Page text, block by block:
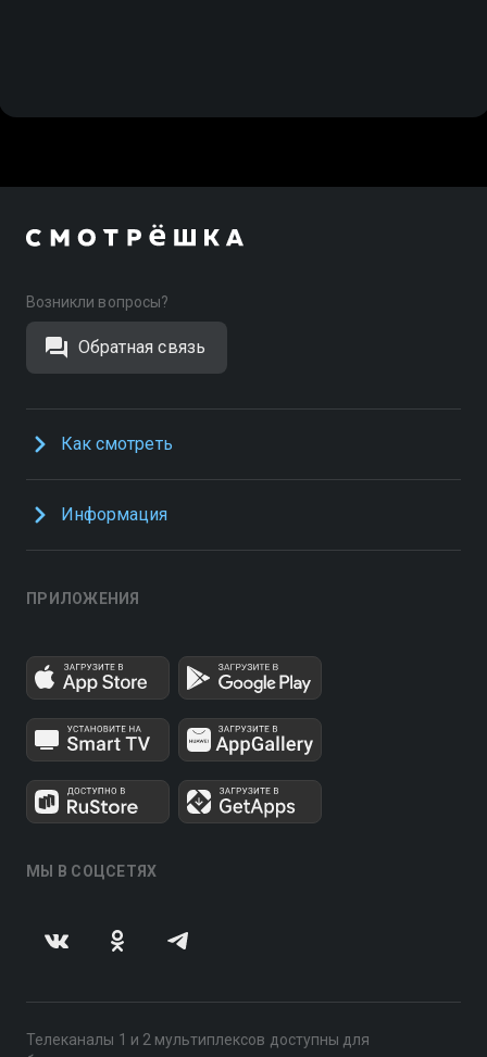
Возникли вопросы?
Обратная связь
Как смотреть
Информация
ПРИЛОЖЕНИЯ
МЫ В СОЦСЕТЯХ
Телеканалы 1 и 2 мультиплексов доступны для